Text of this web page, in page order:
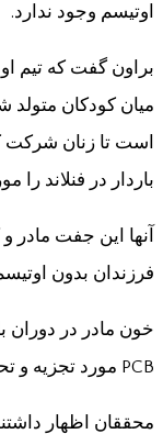
اوتیسم وجود ندارد.
باردار در فنلاند را
آنها این جفت مادر
فرزندان بدون
PCB مورد تجزیه و تحلیل قرار گرفت.
محققان اظهار